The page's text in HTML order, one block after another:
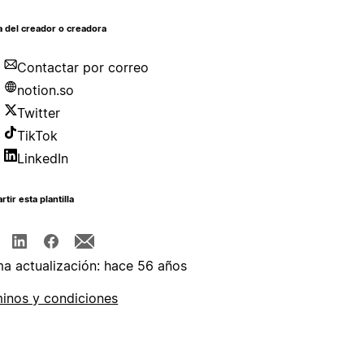
del creador o creadora
Contactar por correo
notion.so
Twitter
TikTok
LinkedIn
esta plantilla
actualización: hace 56 años
y condiciones